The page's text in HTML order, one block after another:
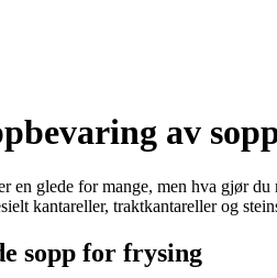
av
en glede for mange, men hva gjør
kantareller, traktkantareller og
sopp for frysing